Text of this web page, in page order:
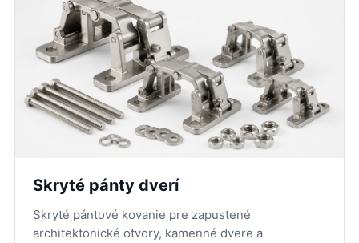
Skryté pánty dverí
Skryté pántové kovanie pre zapustené
architektonické otvory, kamenné dvere a